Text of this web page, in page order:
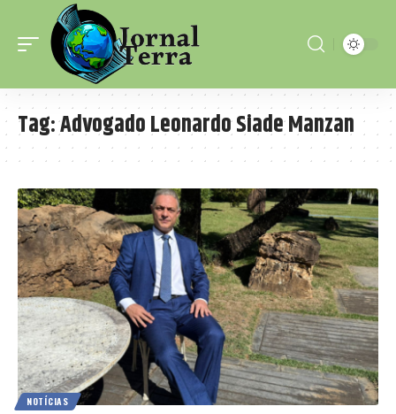
Tag:Advogado Leonardo Siade Manzan
NOTÍCIAS